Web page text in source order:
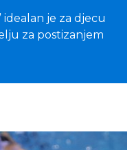
idealan je za djecu
za postizanjem